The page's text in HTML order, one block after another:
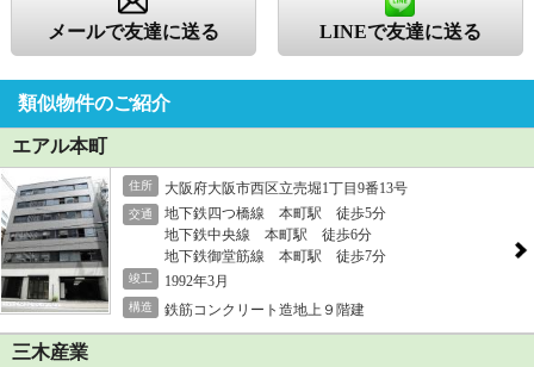
メールで友達に送る LINEで友達に送る
類似物件のご紹介
エアル本町
住所 大阪府大阪市西区立売堀1丁目9番13号
交通
地下鉄四つ橋線 本町駅 徒歩5分
地下鉄中央線 本町駅 徒歩6分
地下鉄御堂筋線 本町駅 徒歩7分
竣工 1992年3月
構造 鉄筋コンクリート造地上９階建
三木産業